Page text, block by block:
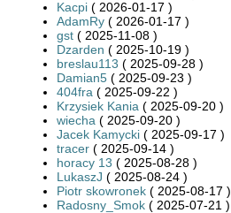
Kacpi ( 2026-01-17 )
AdamRy ( 2026-01-17 )
gst ( 2025-11-08 )
Dzarden ( 2025-10-19 )
breslau113 ( 2025-09-28 )
Damian5 ( 2025-09-23 )
404fra ( 2025-09-22 )
Krzysiek Kania ( 2025-09-20 )
wiecha ( 2025-09-20 )
Jacek Kamycki ( 2025-09-17 )
tracer ( 2025-09-14 )
horacy 13 ( 2025-08-28 )
LukaszJ ( 2025-08-24 )
Piotr skowronek ( 2025-08-17 )
Radosny_Smok ( 2025-07-21 )